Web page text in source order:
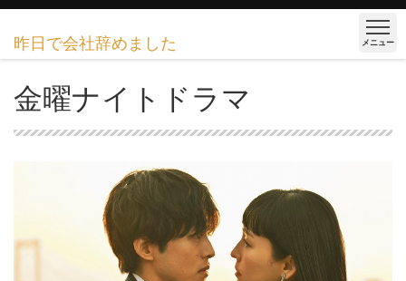
昨日で会社辞めました メニュー
金曜ナイトドラマ